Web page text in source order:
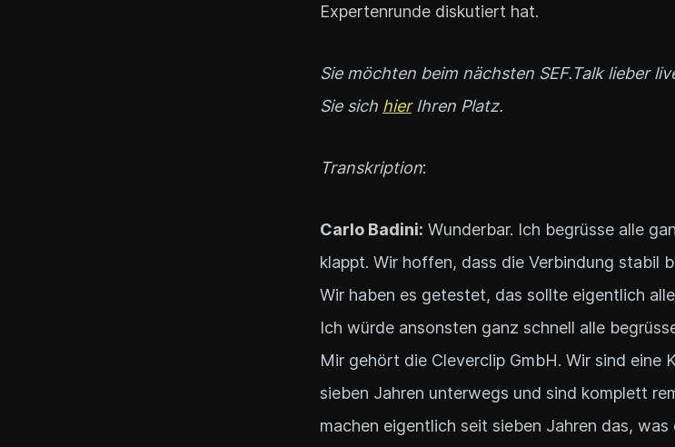
Expertenrunde diskutiert hat.
Sie möchten beim nächsten SEF.Talk lieber
Sie sich hierIhren Platz.
Transkription:
Carlo Badini: Wunderbar. Ich begrüsse alle
klappt. Wir hoffen, dass die Verbindung stabil
Wir haben es getestet, das sollte eigentlich
Ich würde ansonsten ganz schnell alle
Mir gehört die Cleverclip GmbH. Wir sind eine
sieben Jahren unterwegs und sind komplett
machen eigentlich seit sieben Jahren das,